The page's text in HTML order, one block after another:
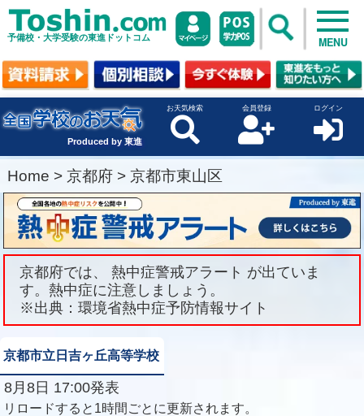
予備校・大学受験の東進ドットコム MENU
Produced by 東進
お天気検索 会員登録 ログイン
Home > 京都府 > 京都市東山区
京都府では、 熱中症警戒アラート が出ていま
す。熱中症に注意しましょう。
※出典：環境省熱中症予防情報サイト
京都市立日吉ヶ丘高等学校
8月8日 17:00発表
リロードすると1時間ごとに更新されます。